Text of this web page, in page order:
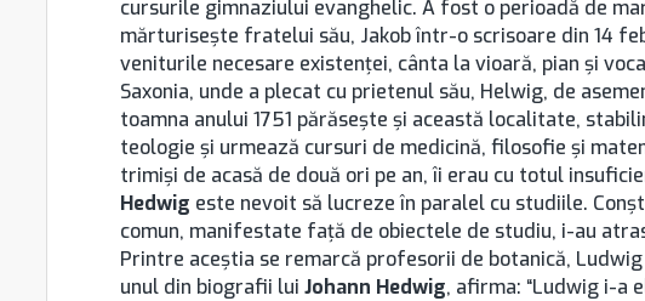
cursurile gimnaziului evanghelic. A fost o perioadă de
mărturiseşte fratelui său, Jakob într-o scrisoare din 14
veniturile necesare existenţei, cânta la vioară, pian şi
Saxonia, unde a plecat cu prietenul său, Helwig, de
toamna anului 1751 părăseşte şi această localitate,
teologie şi urmează cursuri de medicină, filosofie şi
trimişi de acasă de două ori pe an, îi erau cu totul
Hedwig este nevoit să lucreze în paralel cu studiile.
comun, manifestate faţă de obiectele de studiu, i-au
Printre aceştia se remarcă profesorii de botanică,
unul din biografii lui Johann Hedwig, afirma: “Ludwig i-a